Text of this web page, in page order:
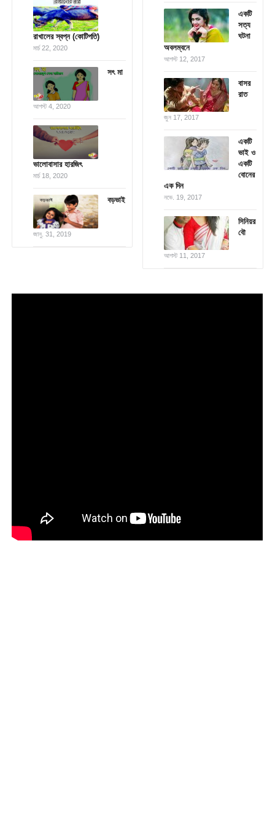
রাখালের স্বপ্ন (কোটিপতি)
মার্চ 22, 2020
সৎ মা
আগস্ট 4, 2020
ভালোবাসার হারজিৎ
মার্চ 18, 2020
বড়ভাই
জানু. 31, 2019
একটি
সত্য
ঘটনা
অবলম্বনে
আগস্ট 12, 2017
বাসর
রাত
জুন 17, 2017
একটি
ভাই ও
একটি
বোনের
এক দিন
নভে. 19, 2017
সিনিয়র
বৌ
আগস্ট 11, 2017